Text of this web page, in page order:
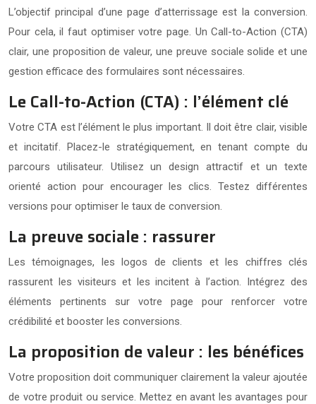
L’objectif principal d’une page d’atterrissage est la conversion.
Pour cela, il faut optimiser votre page. Un Call-to-Action (CTA)
clair, une proposition de valeur, une preuve sociale solide et une
gestion efficace des formulaires sont nécessaires.
Le Call-to-Action (CTA) : l’élément clé
Votre CTA est l’élément le plus important. Il doit être clair, visible
et incitatif. Placez-le stratégiquement, en tenant compte du
parcours utilisateur. Utilisez un design attractif et un texte
orienté action pour encourager les clics. Testez différentes
versions pour optimiser le taux de conversion.
La preuve sociale : rassurer
Les témoignages, les logos de clients et les chiffres clés
rassurent les visiteurs et les incitent à l’action. Intégrez des
éléments pertinents sur votre page pour renforcer votre
crédibilité et booster les conversions.
La proposition de valeur : les bénéfices
Votre proposition doit communiquer clairement la valeur ajoutée
de votre produit ou service. Mettez en avant les avantages pour